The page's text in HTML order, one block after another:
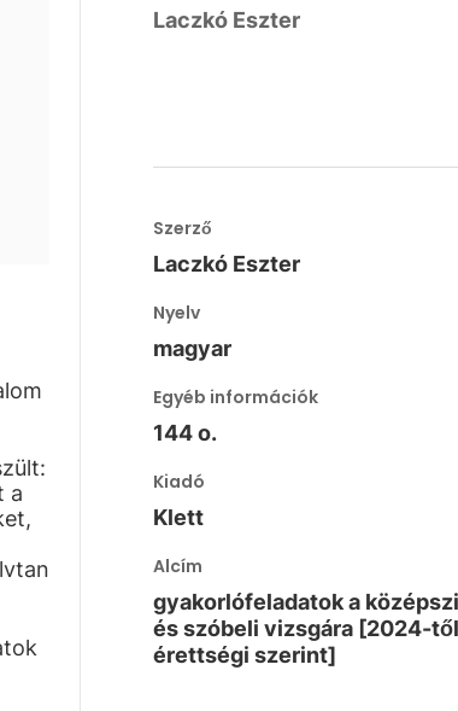
a
Laczkó Eszter
Szerző
Laczkó Eszter
Nyelv
magyar
Egyéb információk
144 o.
Kiadó
Klett
Alcím
gyakorlófeladatok a
és szóbeli vizsgára [2024-
érettségi szerint]